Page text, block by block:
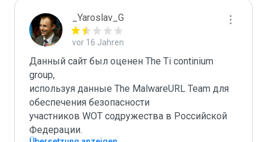
_Yaroslav_G
vor 16 Jahren
Данный сайт был оценен The Ti continium
group,
используя данные The MalwareURL Team для
обеспечения безопасности
участников WOT содружества в Российской
Федерации.